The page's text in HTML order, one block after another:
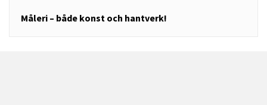
Måleri – både konst och hantverk!